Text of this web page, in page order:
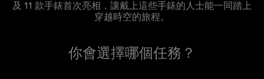
及 11 款手錶首次亮相，讓戴上這些手錶的人士能一同踏上
穿越時空的旅程。
你會選擇哪個任務？